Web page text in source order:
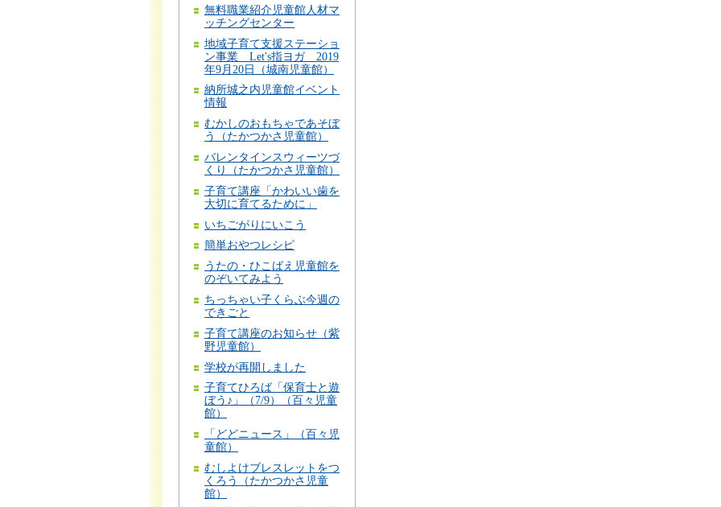
無料職業紹介児童館人材マ
ッチングセンター
地域子育て支援ステーショ
ン事業 Let's指ヨガ 2019
年9月20日（城南児童館）
納所城之内児童館イベント
情報
むかしのおもちゃであそぼ
う（たかつかさ児童館）
バレンタインスウィーツづ
くり（たかつかさ児童館）
子育て講座「かわいい歯を
大切に育てるために」
いちごがりにいこう
簡単おやつレシピ
うたの・ひこばえ児童館を
のぞいてみよう
ちっちゃい子くらぶ今週の
できごと
子育て講座のお知らせ（紫
野児童館）
学校が再開しました
子育てひろば「保育士と遊
ぼう♪」（7/9）（百々児童
館）
「どどニュース」（百々児
童館）
むしよけブレスレットをつ
くろう（たかつかさ児童
館）